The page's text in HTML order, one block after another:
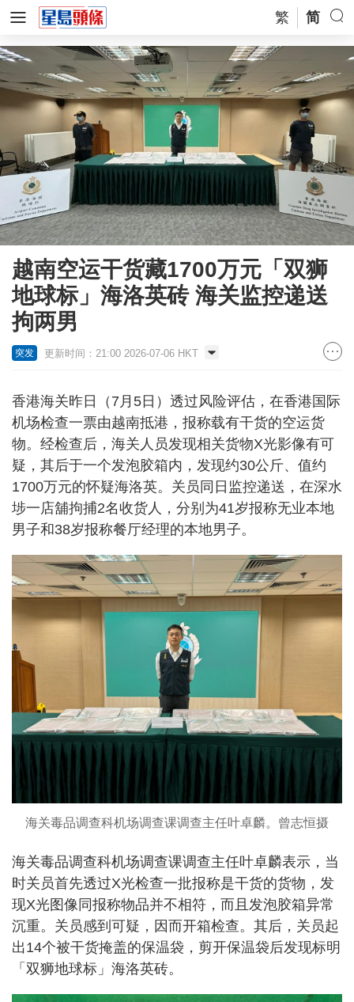
繁 简
越南空运干货藏1700万元「双狮
地球标」海洛英砖 海关监控递送
拘两男
突发 更新时间：21:00 2026-07-06 HKT
香港海关昨日（7月5日）透过风险评估，在香港国际
机场检查一票由越南抵港，报称载有干货的空运货
物。经检查后，海关人员发现相关货物X光影像有可
疑，其后于一个发泡胶箱内，发现约30公斤、值约
1700万元的怀疑海洛英。关员同日监控递送，在深水
埗一店舖拘捕2名收货人，分别为41岁报称无业本地
男子和38岁报称餐厅经理的本地男子。
海关毒品调查科机场调查课调查主任叶卓麟。曾志恒摄
海关毒品调查科机场调查课调查主任叶卓麟表示，当
时关员首先透过X光检查一批报称是干货的货物，发
现X光图像同报称物品并不相符，而且发泡胶箱异常
沉重。关员感到可疑，因而开箱检查。其后，关员起
出14个被干货掩盖的保温袋，剪开保温袋后发现标明
「双狮地球标」海洛英砖。